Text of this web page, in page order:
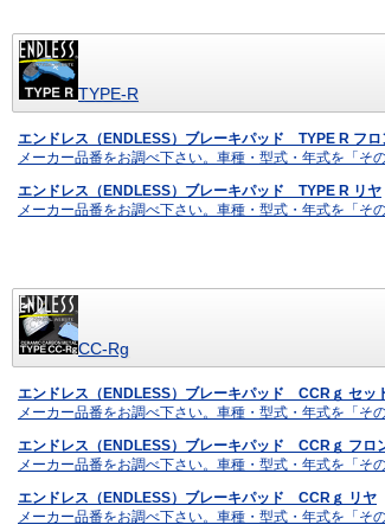
TYPE-R
エンドレス（ENDLESS）ブレーキパッド TYPE R フロ
メーカー品番をお調べ下さい。車種・型式・年式を「そ
エンドレス（ENDLESS）ブレーキパッド TYPE R リヤ
メーカー品番をお調べ下さい。車種・型式・年式を「そ
CC-Rg
エンドレス（ENDLESS）ブレーキパッド CCRｇ セッ
メーカー品番をお調べ下さい。車種・型式・年式を「
エンドレス（ENDLESS）ブレーキパッド CCRｇ フロ
メーカー品番をお調べ下さい。車種・型式・年式を「そ
エンドレス（ENDLESS）ブレーキパッド CCRｇ リヤ
メーカー品番をお調べ下さい。車種・型式・年式を「そ